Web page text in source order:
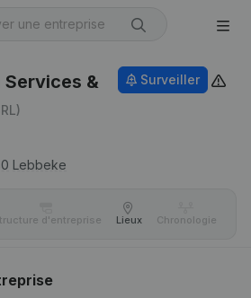
&
Lebbeke
Surveiller
d'entreprise Lieux Chronologie